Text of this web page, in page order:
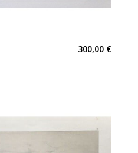
300,00 €